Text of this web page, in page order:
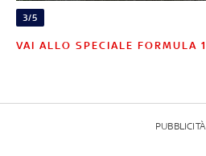
3/5
VAI ALLO SPECIALE FORMULA 1
PUBBLICITÀ